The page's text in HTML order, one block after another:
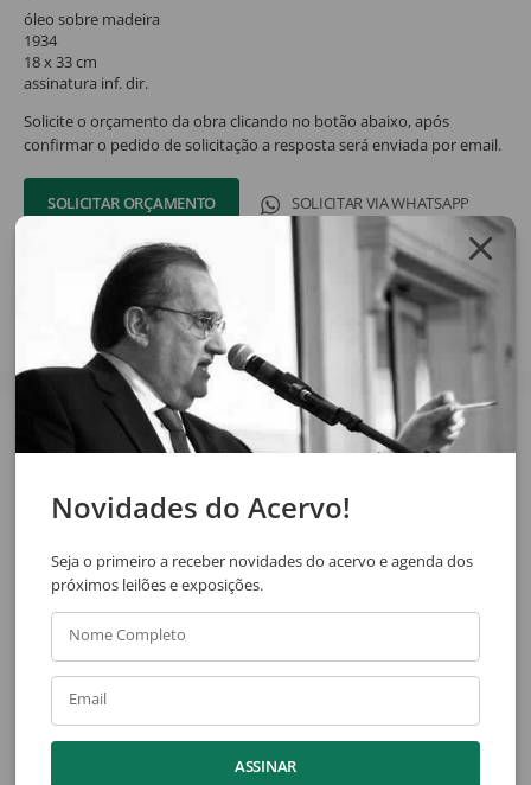
óleo sobre madeira
1934
18 x 33 cm
assinatura inf. dir.
Solicite o orçamento da obra clicando no botão abaixo, após
confirmar o pedido de solicitação a resposta será enviada por email.
SOLICITAR ORÇAMENTO SOLICITAR VIA WHATSAPP
Compartilhar
Veja também
Daniel Osvaldo Carranza
Novidades do Acervo!
Seja o primeiro a receber novidades do acervo e agenda dos
próximos leilões e exposições.
Nome Completo
Email
ASSINAR